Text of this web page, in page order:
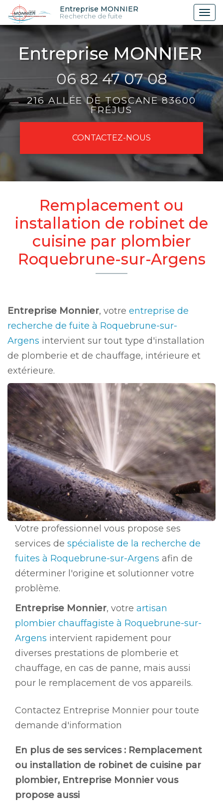
Aller
au
contenu
principal
Entreprise MONNIER
Recherche de fuite
06 82 47 07 08
216 ALLÉE DE TOSCANE 83600
FRÉJUS
CONTACTEZ-NOUS
Remplacement ou
installation de robinet de
cuisine par plombier
Roquebrune-sur-Argens
Entreprise Monnier, votre entreprise de
recherche de fuite à Roquebrune-sur-
Argens intervient sur tout type d'installation
de plomberie et de chauffage, intérieure et
extérieure.
Votre professionnel vous propose ses
services de spécialiste de la recherche de
fuites à Roquebrune-sur-Argens afin de
déterminer l'origine et solutionner votre
problème.
Entreprise Monnier, votre artisan
plombier chauffagiste à Roquebrune-sur-
Argens intervient rapidement pour
diverses prestations de plomberie et
chauffage, en cas de panne, mais aussi
pour le remplacement de vos appareils.
Contactez Entreprise Monnier pour toute
demande d'information
En plus de ses services : Remplacement
ou installation de robinet de cuisine par
plombier, Entreprise Monnier vous
propose aussi